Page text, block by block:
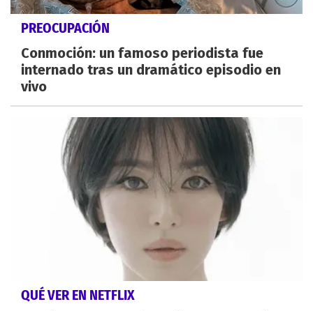
PREOCUPACIÓN
Conmoción: un famoso periodista fue
internado tras un dramático episodio en
vivo
QUÉ VER EN NETFLIX